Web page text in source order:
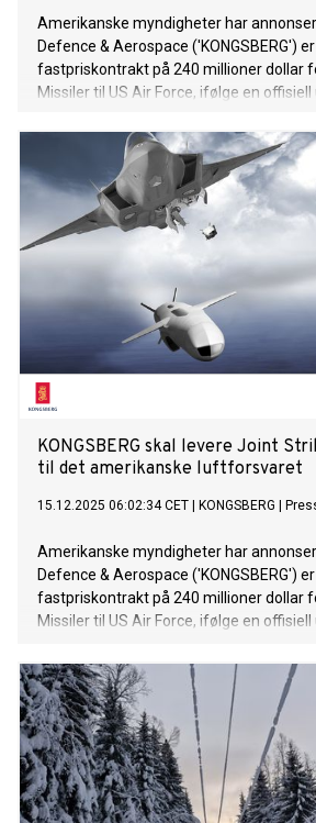
Amerikanske myndigheter har
Defence & Aerospace ('KONGSBERG')
fastpriskontrakt på 240 millioner dollar
Missiler til US Air Force, ifølge en
KONGSBERG skal levere Joint
til det amerikanske luftforsvaret
15.12.2025 06:02:34 CET KONGSBERG
Amerikanske myndigheter har
Defence & Aerospace ('KONGSBERG')
fastpriskontrakt på 240 millioner dollar
Missiler til US Air Force, ifølge en